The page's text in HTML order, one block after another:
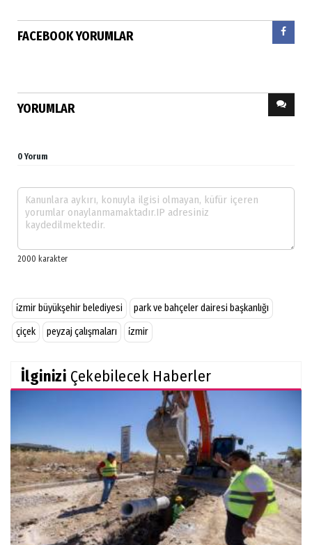
FACEBOOK YORUMLAR
YORUMLAR
0 Yorum
i̇zmir büyükşehir belediyesi
park ve bahçeler dairesi başkanlığı
çiçek
peyzaj çalışmaları i̇zmir
İlginizi Çekebilecek Haberler